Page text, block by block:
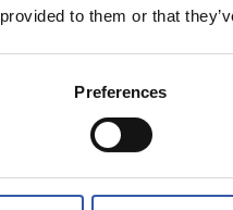
to them or that
Preferences